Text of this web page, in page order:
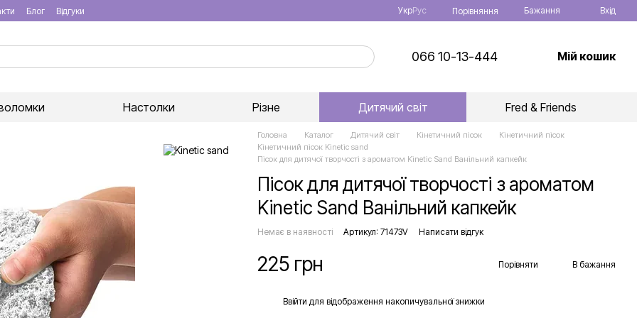
Блог Відгуки УкрРус Порівняння Бажання Вхід
066 10-13-444 Мій кошик
Настолки Різне Дитячий світ Fred & Friends
Головна Каталог Дитячий світ Кінетичний пісок
Кінетичний пісок
Кінетичний пісок Kinetic sand
Пісок для дитячої творчості з ароматом Kinetic Sand Ванільний капкейк
Пісок для дитячої творчості з ароматом
Kinetic Sand Ванільний капкейк
Немає в наявності Артикул: 71473V Написати відгук
225 грн Порівняти В бажання
Ввійти для відображення накопичувальної знижки